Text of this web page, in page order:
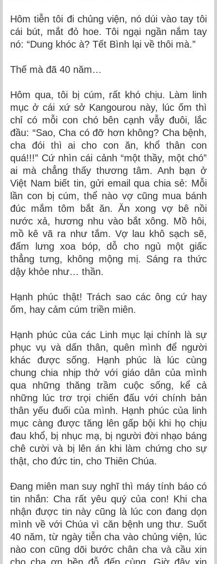
Hôm tiễn tôi đi chủng viện, nó dúi vào tay tôi
cái bút, mắt đỏ hoe. Tôi ngại ngần nắm tay
nó: “Dung khóc à? Tết Bình lại về thôi mà.”
Thế mà đã 40 năm…
Hôm qua, tôi bị cúm, rất khó chịu. Làm linh
mục ở cái xứ sở Kangourou này, lúc ốm thì
chỉ có mỗi con chó bên cạnh vẫy đuôi, lắc
đầu: “Sao, Cha có đỡ hơn không? Cha bệnh,
cha đói thì ai cho con ăn, khổ thân con
quá!!!” Cứ nhìn cái cảnh “một thầy, một chó”
ai mà chẳng thấy thương tâm. Anh bạn ở
Việt Nam biết tin, gửi email qua chia sẻ: Mỗi
lần con bị cúm, thể nào vợ cũng mua bánh
đúc mắm tôm bắt ăn. Ăn xong vợ bê nồi
nước xả, hương nhu vào bắt xông. Mồ hôi,
mồ kê vã ra như tắm. Vợ lau khô sạch sẽ,
đấm lưng xoa bóp, dỗ cho ngủ một giấc
thẳng tưng, không mộng mị. Sáng ra thức
dậy khỏe như… thần.
Hạnh phúc thật! Trách sao các ông cứ hay
ốm, hay cảm cúm triền miên.
Hạnh phúc của các Linh mục lại chính là sự
phục vụ và dấn thân, quên mình để người
khác được sống. Hạnh phúc là lúc cùng
chung chia nhịp thở với giáo dân của mình
qua những thăng trầm cuộc sống, kể cả
những lúc trơ trọi chiến đấu với chính bản
thân yếu đuối của mình. Hạnh phúc của linh
mục càng được tăng lên gấp bội khi họ chịu
đau khổ, bị nhục mạ, bị người đời nhạo báng
chê cười và bị lên án khi làm chứng cho sự
thật, cho đức tin, cho Thiên Chúa.
Đang miên man suy nghĩ thì máy tính báo có
tin nhắn: Cha rất yêu quý của con! Khi cha
nhận được tin này cũng là lúc con đang dọn
mình về với Chúa vì căn bệnh ung thư. Suốt
40 năm, từ ngày tiễn cha vào chủng viện, lúc
nào con cũng dõi bước chân cha và cầu xin